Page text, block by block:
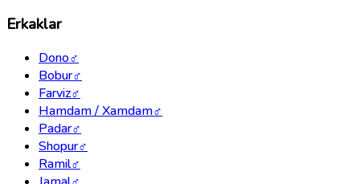
Erkaklar
Dono♂
Bobur♂
Farviz♂
Hamdam / Xamdam♂
Padar♂
Shopur♂
Ramil♂